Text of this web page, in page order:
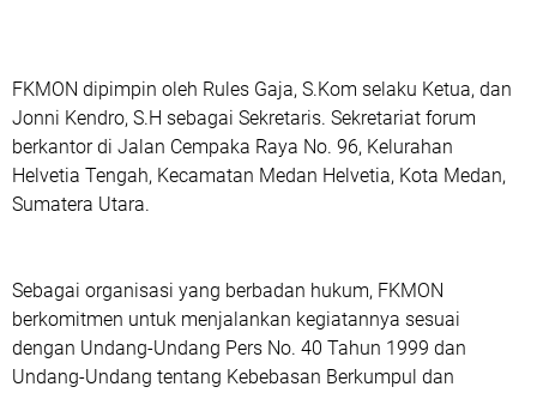
FKMON dipimpin oleh Rules Gaja, S.Kom selaku Ketua, dan
Jonni Kendro, S.H sebagai Sekretaris. Sekretariat forum
berkantor di Jalan Cempaka Raya No. 96, Kelurahan
Helvetia Tengah, Kecamatan Medan Helvetia, Kota Medan,
Sumatera Utara.
Sebagai organisasi yang berbadan hukum, FKMON
berkomitmen untuk menjalankan kegiatannya sesuai
dengan Undang-Undang Pers No. 40 Tahun 1999 dan
Undang-Undang tentang Kebebasan Berkumpul dan